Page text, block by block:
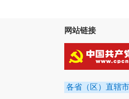
网站链接